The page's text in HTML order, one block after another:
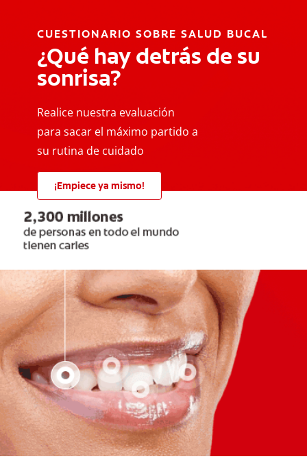
CUESTIONARIO SOBRE SALUD BUCAL
¿Qué hay detrás de su
sonrisa?
Realice nuestra evaluación
para sacar el máximo partido a
su rutina de cuidado
¡Empiece ya mismo!